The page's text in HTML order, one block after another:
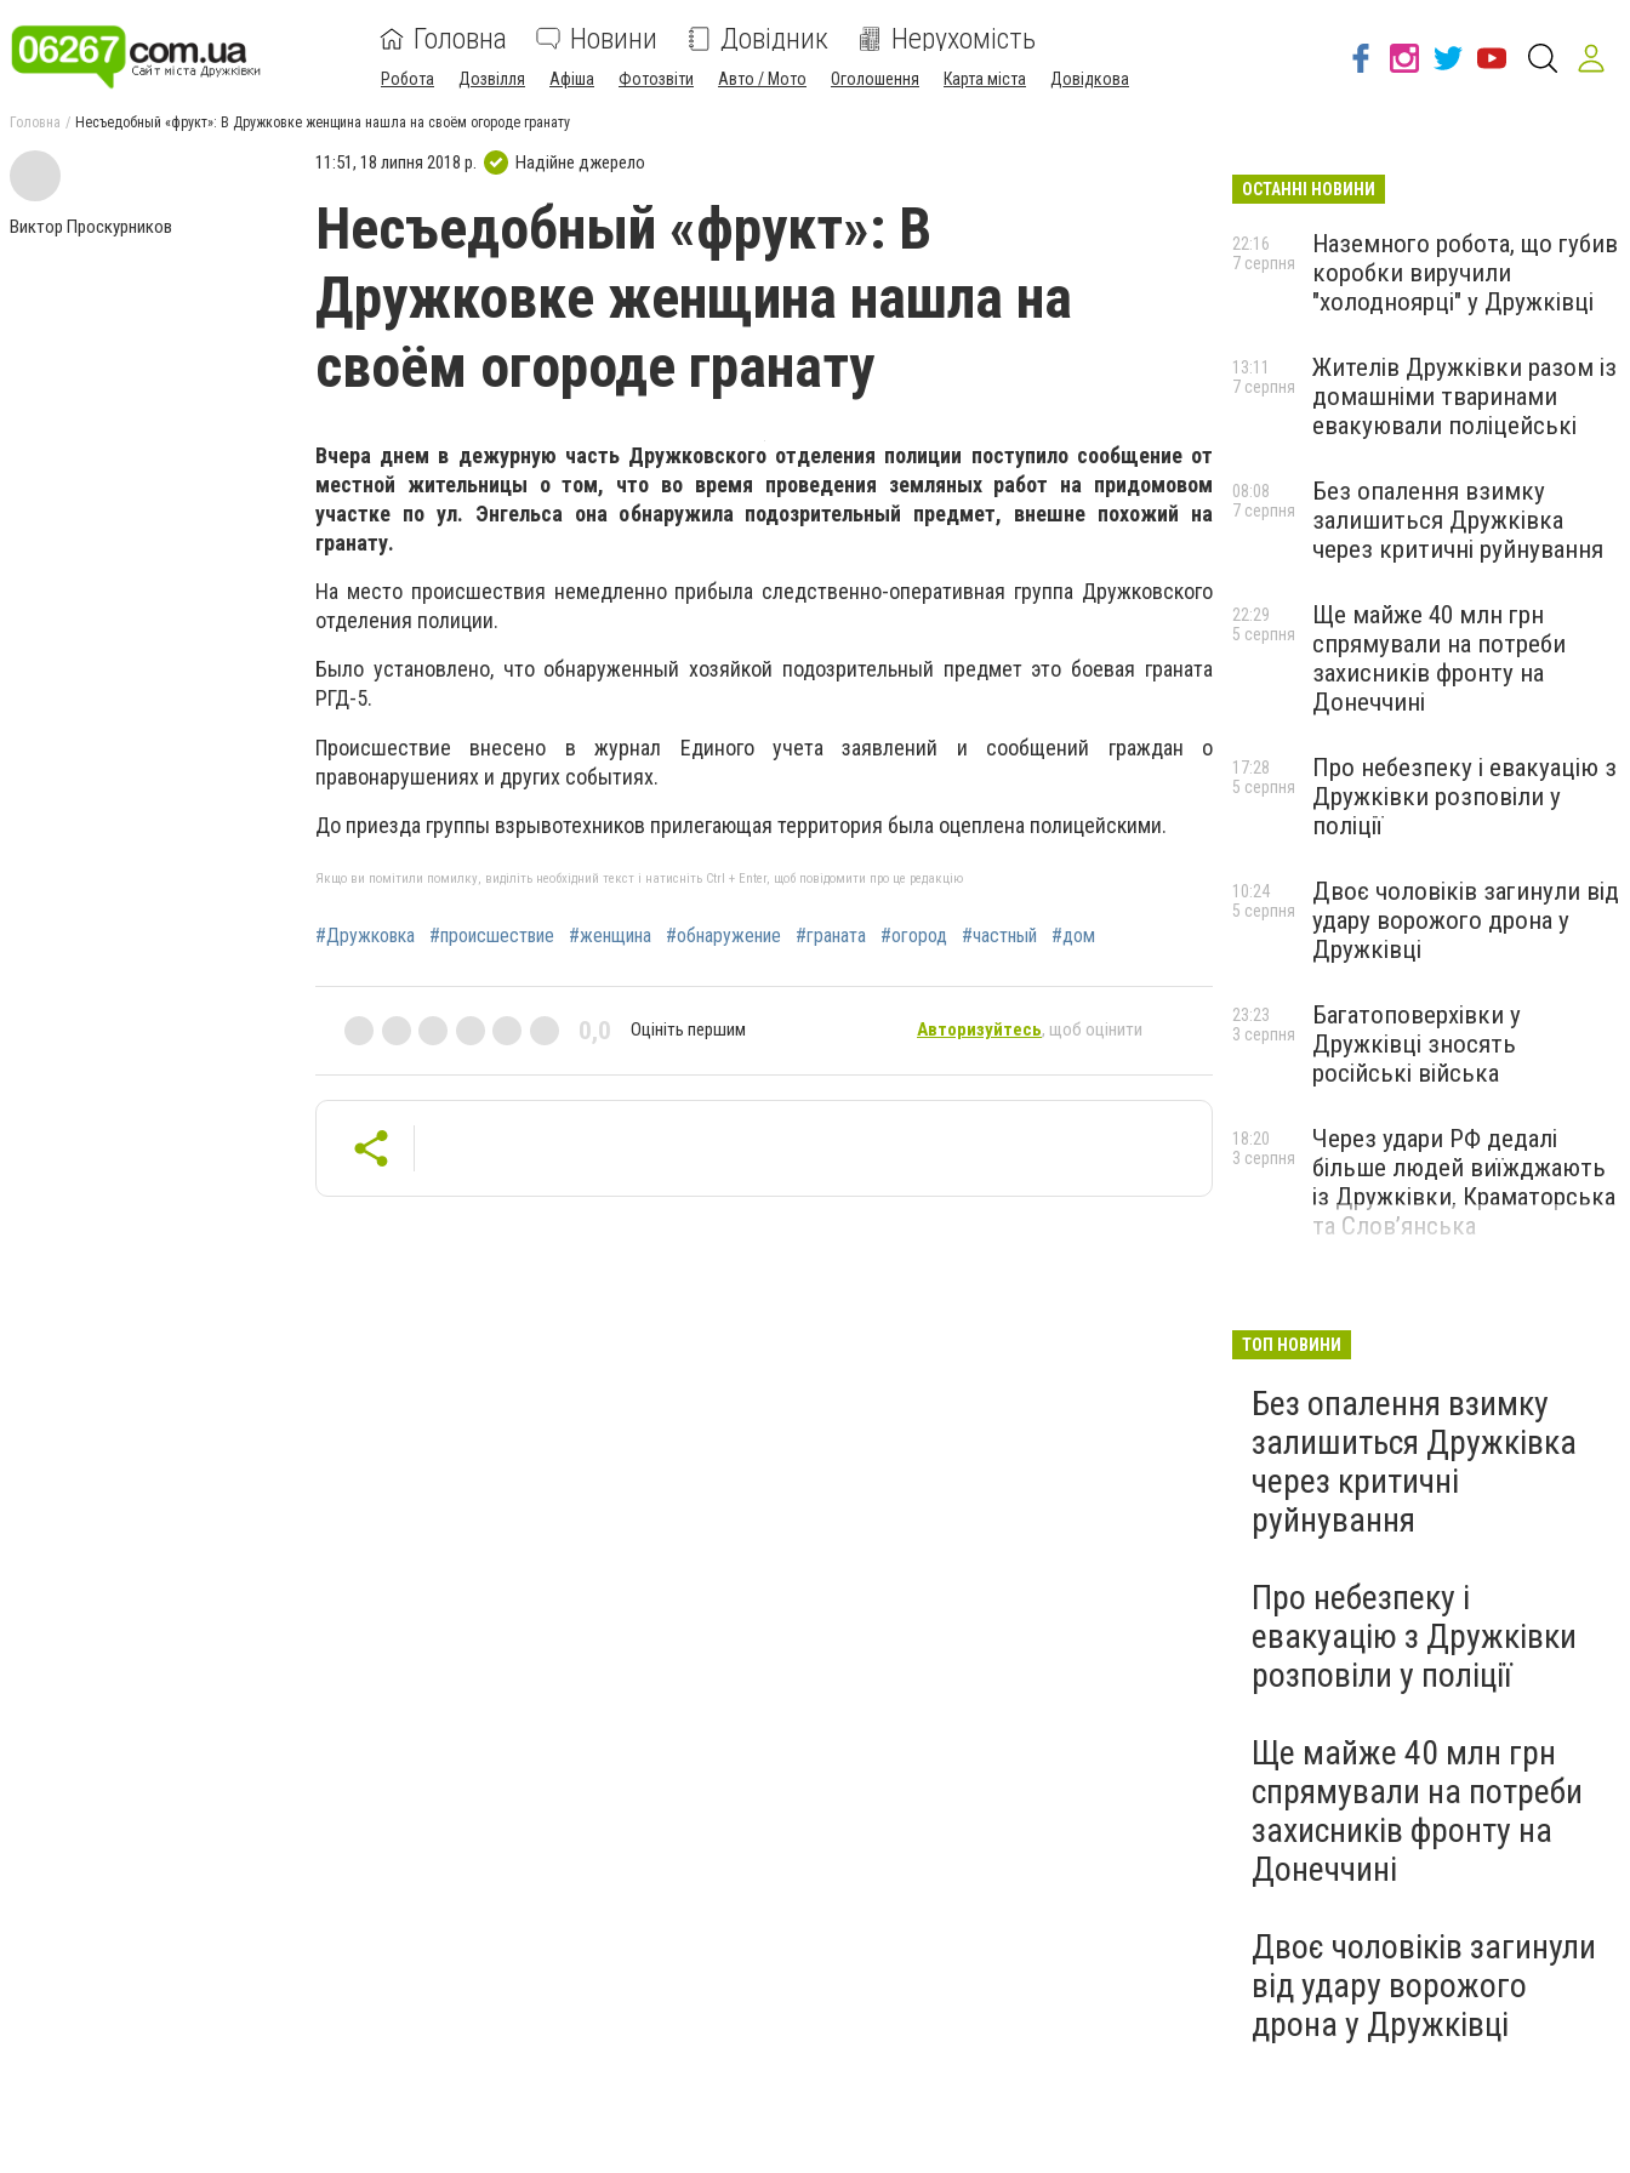
Головна Новини Довідник Нерухомість
Робота Дозвілля Афіша Фотозвіти Авто / Мото Оголошення Карта міста Довідкова
Головна Несъедобный «фрукт»: В Дружковке женщина нашла на своём огороде гранату
Виктор Проскурников
11:51, 18 липня 2018 р. Надійне джерело
Несъедобный «фрукт»: В
Дружковке женщина нашла на
своём огороде гранату
Вчера днем ​​в дежурную часть Дружковского отделения полиции поступило сообщение от
местной жительницы о том, что во время проведения земляных работ на придомовом
участке по ул. Энгельса она обнаружила подозрительный предмет, внешне похожий на
гранату.
На место происшествия немедленно прибыла следственно-оперативная группа Дружковского
отделения полиции.
Было установлено, что обнаруженный хозяйкой подозрительный предмет это боевая граната
РГД-5.
Происшествие внесено в журнал Единого учета заявлений и сообщений граждан о
правонарушениях и других событиях.
До приезда группы взрывотехников прилегающая территория была оцеплена полицейскими.
Якщо ви помітили помилку, виділіть необхідний текст і натисніть Ctrl + Enter, щоб повідомити про це редакцію
#Дружковка #происшествие #женщина #обнаружение #граната #огород #частный #дом
0,0 Оцініть першим Авторизуйтесь, щоб оцінити
ОСТАННІ НОВИНИ
Наземного робота, що губив
коробки виручили
"холодноярці" у Дружківці
22:16
7 серпня
Жителів Дружківки разом із
домашніми тваринами
евакуювали поліцейські
13:11
7 серпня
Без опалення взимку
залишиться Дружківка
через критичні руйнування
08:08
7 серпня
Ще майже 40 млн грн
спрямували на потреби
захисників фронту на
Донеччині
22:29
5 серпня
Про небезпеку і евакуацію з
Дружківки розповіли у
поліції
17:28
5 серпня
Двоє чоловіків загинули від
удару ворожого дрона у
Дружківці
10:24
5 серпня
Багатоповерхівки у
Дружківці зносять
російські війська
23:23
3 серпня
Через удари РФ дедалі
більше людей виїжджають
із Дружківки, Краматорська
та Слов’янська
18:20
3 серпня
ТОП НОВИНИ
Без опалення взимку
залишиться Дружківка
через критичні
руйнування
Про небезпеку і
евакуацію з Дружківки
розповіли у поліції
Ще майже 40 млн грн
спрямували на потреби
захисників фронту на
Донеччині
Двоє чоловіків загинули
від удару ворожого
дрона у Дружківці